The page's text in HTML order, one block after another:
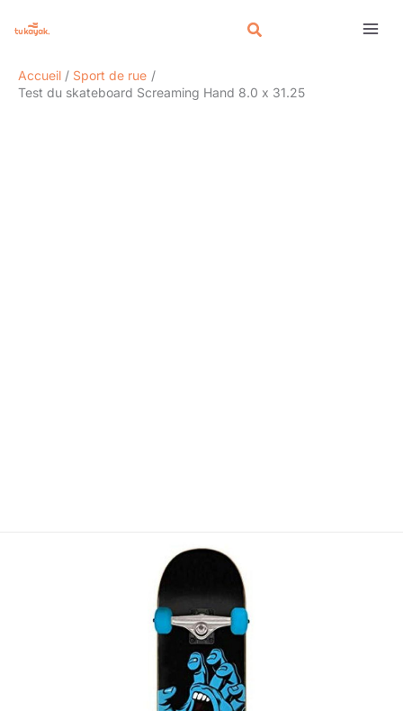
Accueil
Sport de rue
Test du skateboard Screaming Hand 8.0 x 31.25